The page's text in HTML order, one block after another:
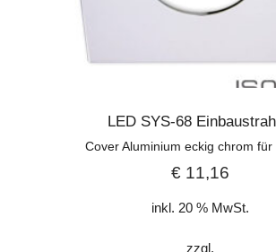
LED SYS-68
Cover Aluminium eckig chrom für
€ 11,16
inkl. 20 % MwSt.
zzgl.